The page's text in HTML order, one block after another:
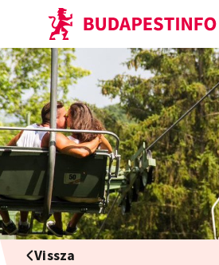
Vissza